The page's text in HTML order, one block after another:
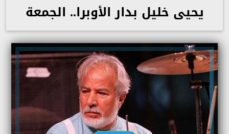
يحيى خليل بدار الأوبرا.. الجمعة